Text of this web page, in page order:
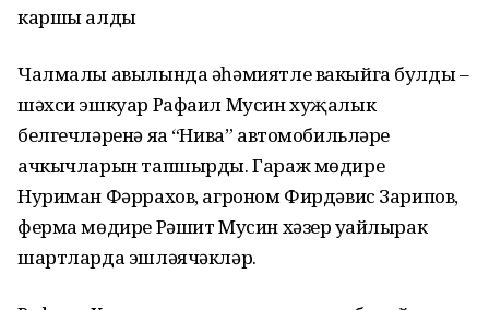
каршы алды
Чалмалы авылында әһәмиятле вакыйга булды –
шәхси эшкуар Рафаил Мусин хуҗалык
белгечләренә яңа “Нива” автомобильләре
ачкычларын тапшырды. Гараж мөдире
Нуриман Фәррахов, агроном Фирдәвис Зарипов,
ферма мөдире Рәшит Мусин хәзер уңайлырак
шартларда эшләячәкләр.